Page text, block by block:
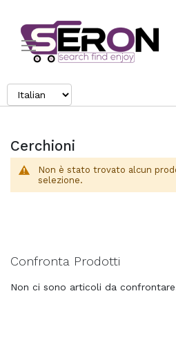
Cerchioni
Non è stato trovato alcun
selezione.
Confronta Prodotti
Non ci sono articoli da